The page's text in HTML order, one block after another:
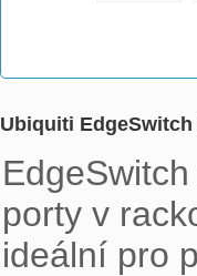
Ubiquiti EdgeSwitch
porty v
ideální pro